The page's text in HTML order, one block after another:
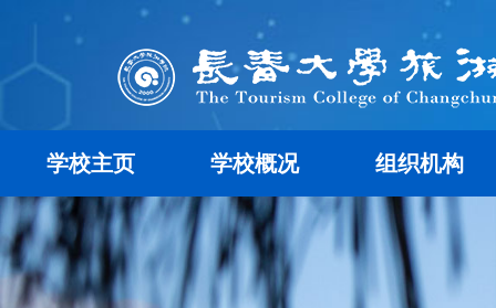
学校主页 学校概况 组织机构